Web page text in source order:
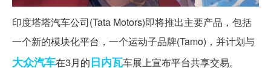
印度塔塔汽车公司(Tata Motors)即将推出主要产品，包括
一个新的模块化平台，一个运动子品牌(Tamo)，并计划与
大众汽车在3月的日内瓦车展上宣布平台共享交易。